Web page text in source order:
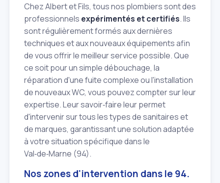
Chez Albert et Fils, tous nos plombiers sont des
professionnels expérimentés et certifiés. Ils
sont régulièrement formés aux dernières
techniques et aux nouveaux équipements afin
de vous offrir le meilleur service possible. Que
ce soit pour un simple débouchage, la
réparation d'une fuite complexe ou l'installation
de nouveaux WC, vous pouvez compter sur leur
expertise. Leur savoir‑faire leur permet
d'intervenir sur tous les types de sanitaires et
de marques, garantissant une solution adaptée
à votre situation spécifique dans le
Val‑de‑Marne (94).
Nos zones d'intervention dans le 94.